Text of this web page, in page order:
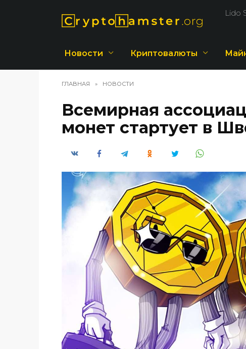
Lido
Новости Криптовалюты
ГЛАВНАЯ » НОВОСТИ
Всемирная
монет стартует в